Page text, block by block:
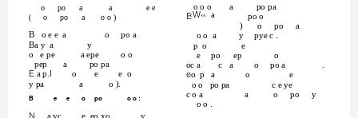
o po a a e e
( o po a o o )
B o e e a o po a
Ba y a y
o e pe a epe
o o
pep
a
po pa
( a p.,
o e
e o
y pa
a o ).
B e e o po o o :
1. a yc e eo xo
y
o o o a
po pa
(‹:‹‹ a po o
) o po a
o o a y pye c .
p o e
e po ep
o
oc a
c a o po a
Ho p a o e
o o po pa c e ye
c o a a o po y
o o .